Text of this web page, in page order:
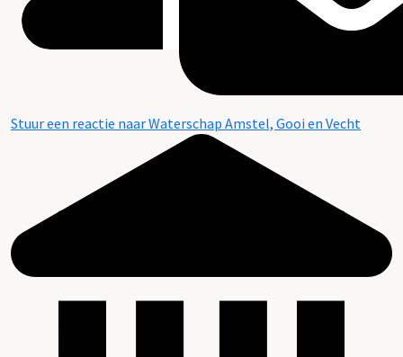
Stuur een reactie naar Waterschap Amstel, Gooi en Vecht